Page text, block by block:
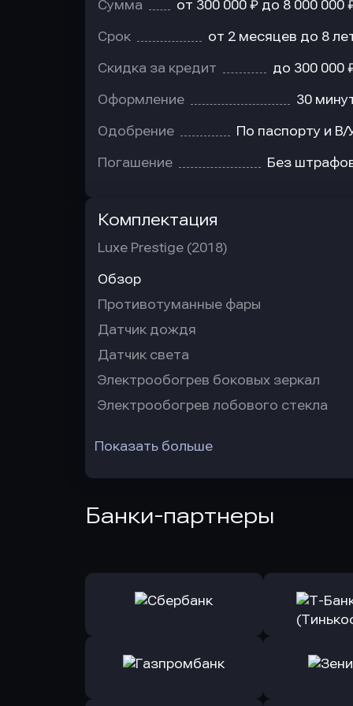
Сумма от 300 000 ₽ до 8 000 000
Срок от 2 месяцев до 8
Скидка за кредит до 300 000
Оформление 30
Одобрение По паспорту и В/
Погашение Без
Комплектация
Luxe Prestige (2018)
Обзор
Противотуманные фары
Датчик дождя
Датчик света
Электрообогрев боковых зеркал
Электрообогрев лобового стекла
Показать больше
Банки-партнеры
Оправить заявку